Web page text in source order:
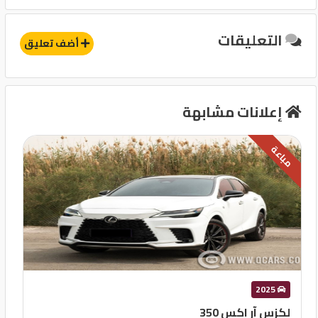
التعليقات أضف تعليق
إعلانات مشابهة
مباعة
2025
لكزس آر اكس 350